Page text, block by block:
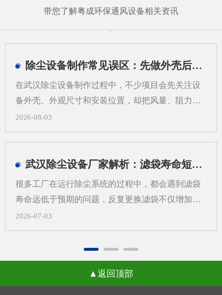
带您了解粤成环保通风设备相关资讯
除尘设备制作常见误区：先做外壳后算系统会带来哪些问题
在武汉除尘设备制作过程中，不少项目会先关注设
备外壳、外观尺寸和安装位置，却把风量、阻力、
过滤方式、管道走向等系统参数放到后面。这样做
看似推进很快，实际却容易在后期出现返工、适配
来说，粉尘类型、空间条件和工艺流程差异较大，
更需要从系统角度来考虑除尘设备制作，而不是只
看“壳体先行”。一、先做外壳后算系统，常见问题
声上升。2.管道布置受限，改动成本增加外壳定型
后，管道接口、检修空间和设备进出方向往往被锁
2026-08-03
武汉除尘设备厂家解析：滤袋寿命短，问题可能不在滤袋，而在气流分布
很多工厂在运行除尘系统的过程中，都会遇到滤袋
寿命远低于预期的问题，反复更换滤袋不仅增加了
日常运维的成本，还会打乱正常的生产节奏，武汉
除尘设备厂家在长期跟进现场调试的过程中发现，
很多用户会把问题归咎于滤袋本身的质量，反复更
换不同品牌的滤袋却始终没能改善状况。一、气流
分布不均引发的局部高速冲刷当除尘设备内部气流
2026-07-03
返回顶部